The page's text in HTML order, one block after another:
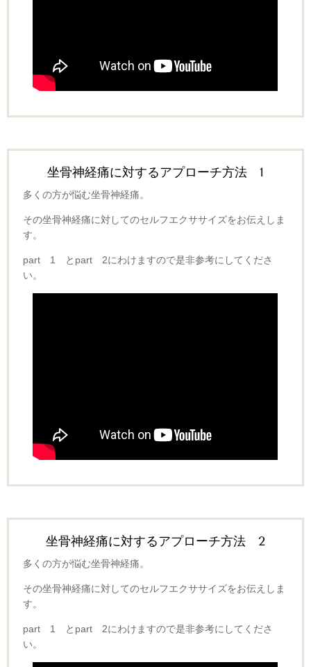
坐骨神経痛に対するアプローチ方法 1
多くの方が悩む坐骨神経痛。
その坐骨神経痛に対してのセルフエクササイズをお伝えしま
す。
part 1 とpart 2にわけますので是非参考にしてくださ
い。
坐骨神経痛に対するアプローチ方法 2
多くの方が悩む坐骨神経痛。
その坐骨神経痛に対してのセルフエクササイズをお伝えしま
す。
part 1 とpart 2にわけますので是非参考にしてくださ
い。